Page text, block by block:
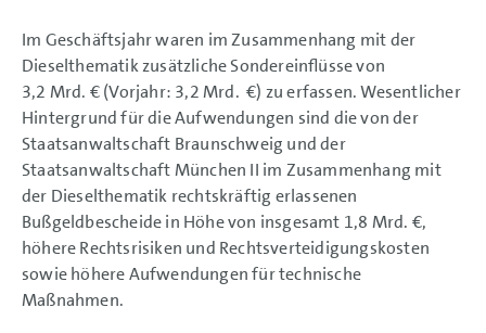
Im Geschäftsjahr waren im Zusammenhang mit der
Dieselthematik zusätzliche Sondereinflüsse von
3,2 Mrd. €(Vorjahr: 3,2 Mrd. €) zu erfassen. Wesentlicher
Hintergrund für die Aufwendungen sind die von der
Staatsanwaltschaft Braunschweig und der
Staatsanwaltschaft München II im Zusammenhang mit
der Dieselthematik rechtskräftig erlassenen
Bußgeldbescheide in Höhe von insgesamt 1,8 Mrd. €,
höhere Rechtsrisiken und Rechtsverteidigungskosten
sowie höhere Aufwendungen für technische
Maßnahmen.